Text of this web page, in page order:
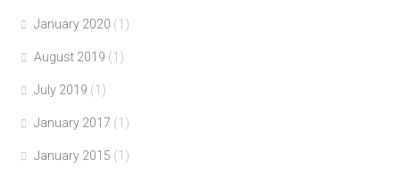
January 2020 (1)
August 2019 (1)
July 2019 (1)
January 2017 (1)
January 2015 (1)